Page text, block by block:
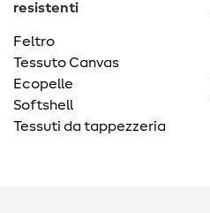
resistenti
Feltro
Tessuto Canvas
Ecopelle
Softshell
Tessuti da tappezzeria